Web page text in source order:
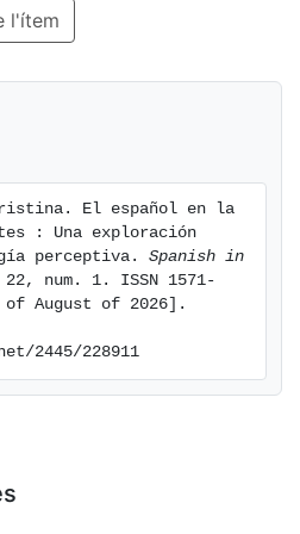
nuestra forma de hablar y
l'ítem
Cristina. El español en la
: Una exploración
perceptiva. Spanish in
num. 1. ISSN 1571-
August of 2026].
2445/228911